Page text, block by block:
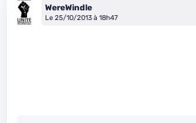
WereWindle
Le 25/10/2013 à 18h47